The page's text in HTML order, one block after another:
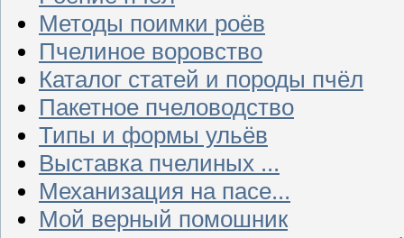
Методы поимки роёв
Пчелиное воровство
Каталог статей и породы пчёл
Пакетное пчеловодство
Типы и формы ульёв
Выставка пчелиных ...
Механизация на пасе...
Мой верный помошник